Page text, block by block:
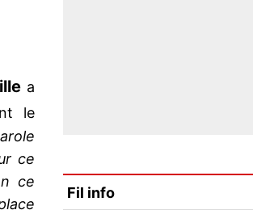
a
le
ce
ce
Fil info